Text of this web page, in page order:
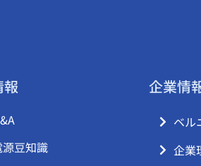
源豆知識
企業情
ベル
企業